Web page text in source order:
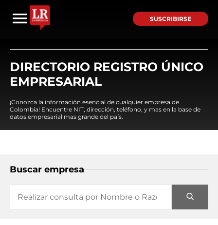
SUSCRIBIRSE
DIRECTORIO REGISTRO ÚNICO
EMPRESARIAL
¡Conozca la información esencial de cualquier empresa de
Colombia! Encuentre NIT, dirección, teléfono, y mas en la base de
datos empresarial mas grande del país.
Buscar empresa